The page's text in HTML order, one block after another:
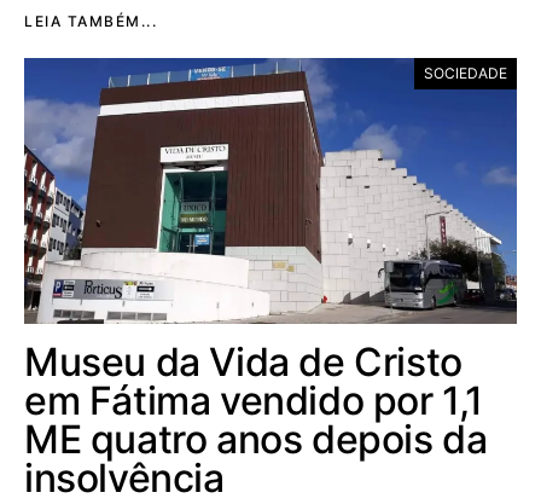
LEIA TAMBÉM...
SOCIEDADE
Museu da Vida de Cristo
em Fátima vendido por 1,1
ME quatro anos depois da
insolvência